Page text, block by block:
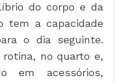
do corpo e da
tem a capacidade
o dia seguinte.
no quarto e,
em acessórios,